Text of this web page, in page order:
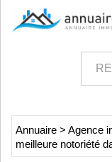
Annuaire > Agence
meilleure notoriété